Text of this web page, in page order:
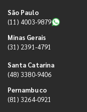
São Paulo
(11) 4003-9879
Minas Gerais
(31) 2391-4791
Santa Catarina
(48) 3380-9406
Pernambuco
(81) 3264-0921